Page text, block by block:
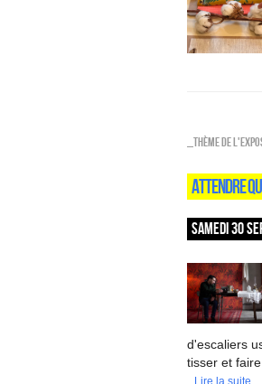
_Thème de
ATTENDRE
SAMEDI 30
d'escaliers
tisser et
Lire la suite